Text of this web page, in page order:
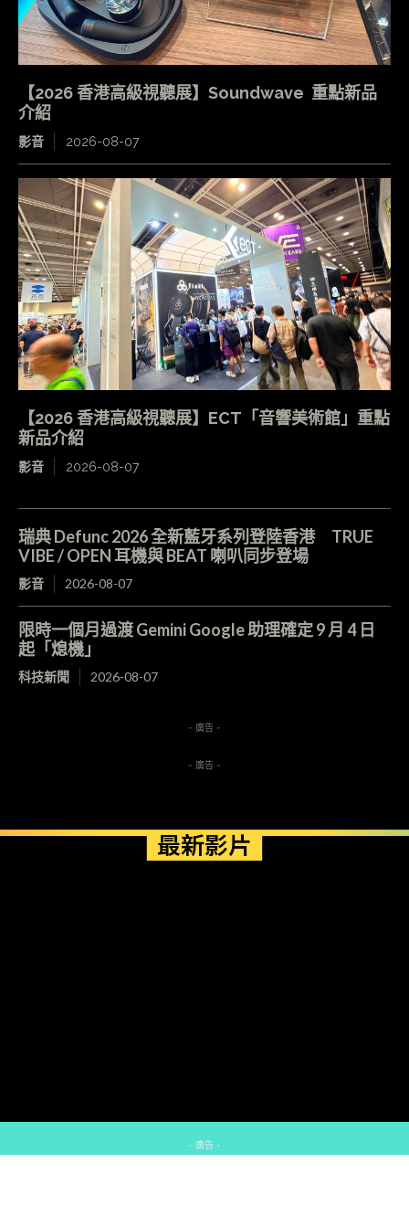
【2026 香港高級視聽展】Soundwave 重點新品
介紹
影音 2026-08-07
【2026 香港高級視聽展】ECT「音響美術館」重點
新品介紹
影音 2026-08-07
瑞典 Defunc 2026 全新藍牙系列登陸香港 TRUE
VIBE / OPEN 耳機與 BEAT 喇叭同步登場
影音 2026-08-07
限時一個月過渡 Gemini Google 助理確定 9 月 4 日
起「熄機」
科技新聞 2026-08-07
- 廣告 -
- 廣告 -
最新影片
- 廣告 -